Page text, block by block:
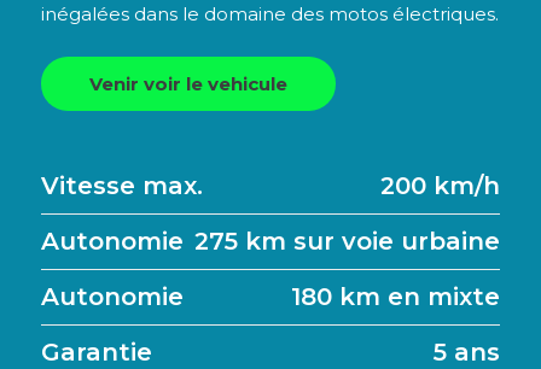
inégalées dans le domaine des motos électriques.
Venir voir le vehicule
Vitesse max.
200 km/h
Autonomie 275 km sur voie urbaine
Autonomie
180 km en mixte
Garantie
5 ans